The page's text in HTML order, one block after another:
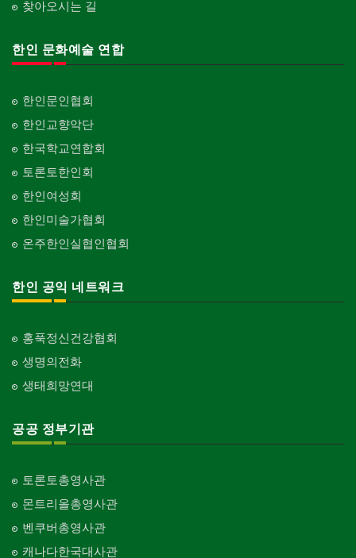
찾아오시는 길
한인 문화예술 연합
한인문인협회
한인교향악단
한국학교연합회
토론토한인회
한인여성회
한인미술가협회
온주한인실협인협회
한인 공익 네트워크
홍푹정신건강협회
생명의전화
생태희망연대
공공 정부기관
토론토총영사관
몬트리올총영사관
벤쿠버총영사관
캐나다한국대사관